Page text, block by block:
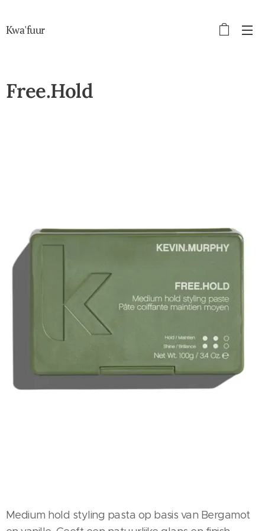
Kwa'fuur
Free.Hold
Medium hold styling pasta op basis van Bergamot